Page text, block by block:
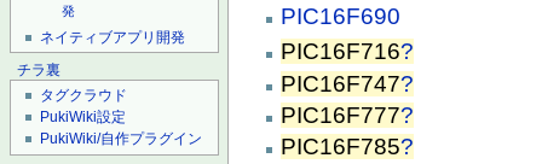
発
ネイティブアプリ開発
チラ裏
タグクラウド
PukiWiki設定
PukiWiki/自作プラグイン
PIC16F690
PIC16F716?
PIC16F747?
PIC16F777?
PIC16F785?